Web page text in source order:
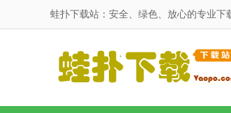
蛙扑下载站：安全、绿色、放心的专业下